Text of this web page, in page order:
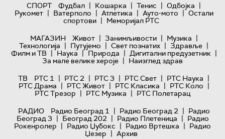
СПОРТ
Фудбал | Кошарка | Тенис | Одбојка |
Рукомет | Ватерполо | Атлетика | Ауто-мото | Остали
спортови | Меморијал РТС
МАГАЗИН
Живот | Занимљивости | Музика |
Технологијa | Путујемо | Свет познатих | Здравље |
Филм и ТВ | Наука | Природа | Дигитални предузетник |
За мале велике хероје | Наизглед здрав
ТВ
РТС 1 | РТС 2 | РТС 3 | РТС Свет | РТС Наука |
РТС Драма | РТС Живот | РТС Класика | РТС Коло |
РТС Трезор | РТС Музика | РТС Полетарац
РАДИО
Радио Београд 1 | Радио Београд 2 | Радио
Београд 3 | Београд 202 | Радио Плетеница | Радио
Рокенролер | Радио Џубокс | Радио Вртешка | Радио
Џезер | Архив